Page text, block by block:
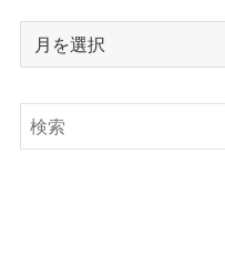
イ
ブ